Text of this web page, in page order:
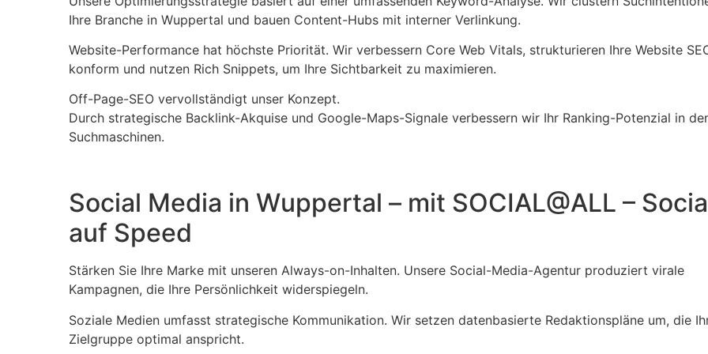
Ihre Branche in Wuppertal und bauen Content-Hubs mit interner Verlinkung.
Website-Performance hat höchste Priorität. Wir verbessern Core Web Vitals, strukturieren Ihre Website
konform und nutzen Rich Snippets, um Ihre Sichtbarkeit zu maximieren.
Off-Page-SEO vervollständigt unser Konzept.
Durch strategische Backlink-Akquise und Google-Maps-Signale verbessern wir Ihr Ranking-Potenzial in
Suchmaschinen.
Social Media in Wuppertal – mit SOCIAL@ALL –
auf Speed
Stärken Sie Ihre Marke mit unseren Always-on-Inhalten. Unsere Social-Media-Agentur produziert virale
Kampagnen, die Ihre Persönlichkeit widerspiegeln.
Soziale Medien umfasst strategische Kommunikation. Wir setzen datenbasierte Redaktionspläne um, die
Zielgruppe optimal anspricht.